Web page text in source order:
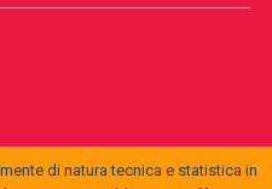
di natura tecnica e statistica in